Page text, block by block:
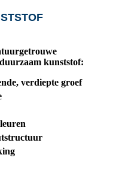
kunststof:
verdiepte groef